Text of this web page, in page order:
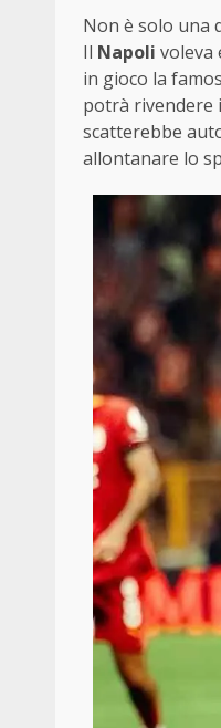
Non è solo una
Il Napoli voleva
in gioco la
potrà rivendere
scatterebbe
allontanare lo